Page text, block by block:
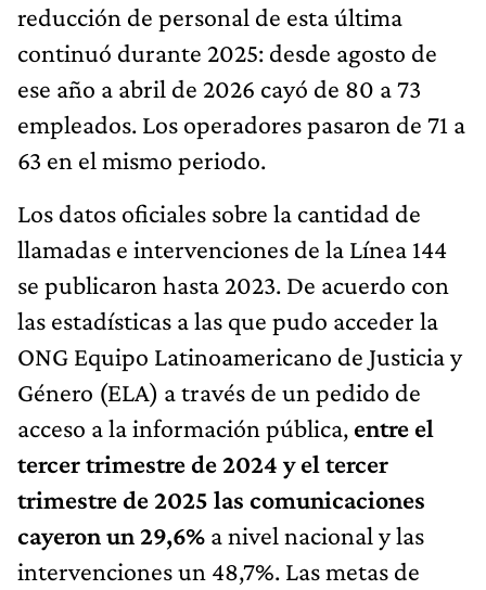
reducción de personal de esta última
continuó durante 2025: desde agosto de
ese año a abril de 2026 cayó de 80 a 73
empleados. Los operadores pasaron de 71 a
63 en el mismo periodo.
Los datos oficiales sobre la cantidad de
llamadas e intervenciones de la Línea 144
se publicaron hasta 2023. De acuerdo con
las estadísticas a las que pudo acceder la
ONG Equipo Latinoamericano de Justicia y
Género (ELA) a través de un pedido de
acceso a la información pública, entre el
tercer trimestre de 2024 y el tercer
trimestre de 2025 las comunicaciones
cayeron un 29,6% a nivel nacional y las
intervenciones un 48,7%. Las metas de